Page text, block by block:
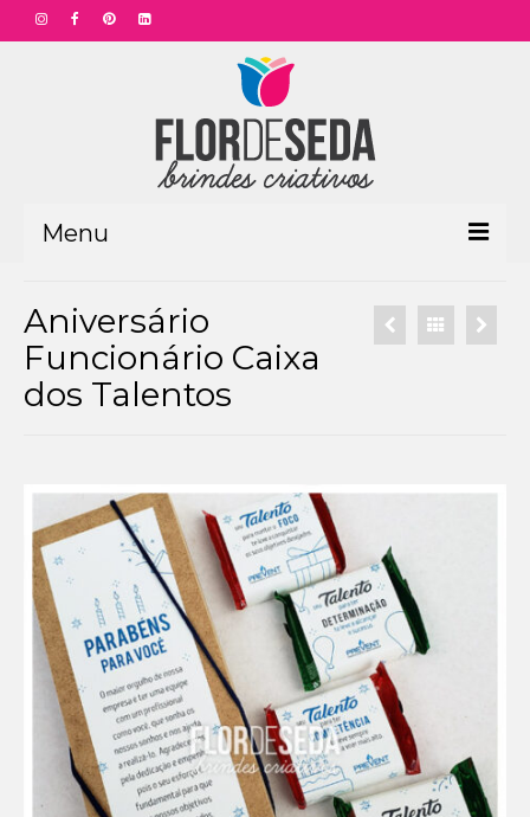
Menu
PRODUTOS
Aniversário Funcionário
Dia dos Pais
Setembro Amarelo
Outubro Rosa
Novembro Azul
Outras campanhas de prevenção
Copa do mundo 2026
Festa Caipira
Aniversário
Funcionário Caixa
dos Talentos